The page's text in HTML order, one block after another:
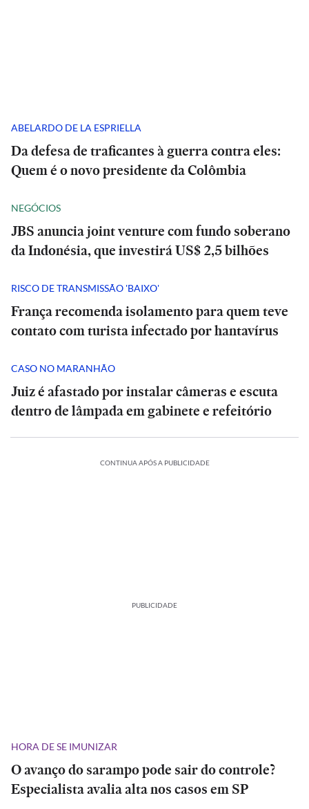
ABELARDO DE LA ESPRIELLA
Da defesa de traficantes à guerra contra eles:
Quem é o novo presidente da Colômbia
NEGÓCIOS
JBS anuncia joint venture com fundo soberano
da Indonésia, que investirá US$ 2,5 bilhões
RISCO DE TRANSMISSÃO 'BAIXO'
França recomenda isolamento para quem teve
contato com turista infectado por hantavírus
CASO NO MARANHÃO
Juiz é afastado por instalar câmeras e escuta
dentro de lâmpada em gabinete e refeitório
CONTINUA APÓS A PUBLICIDADE
PUBLICIDADE
HORA DE SE IMUNIZAR
O avanço do sarampo pode sair do controle?
Especialista avalia alta nos casos em SP